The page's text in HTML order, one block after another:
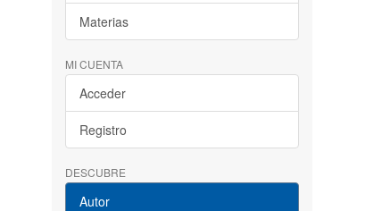
Materias
MI CUENTA
Acceder
Registro
DESCUBRE
Autor